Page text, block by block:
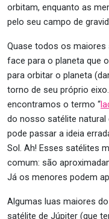
orbitam, enquanto as
pelo seu campo de
Quase todos os
face para o planeta que
para orbitar o planeta
torno de seu próprio
encontramos o termo “
do nosso satélite natural
pode passar a ideia
Sol. Ah! Esses satélites
comum: são
Já os menores podem
Algumas luas maiores
satélite de Júpiter (que